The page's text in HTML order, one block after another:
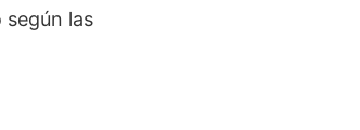
las